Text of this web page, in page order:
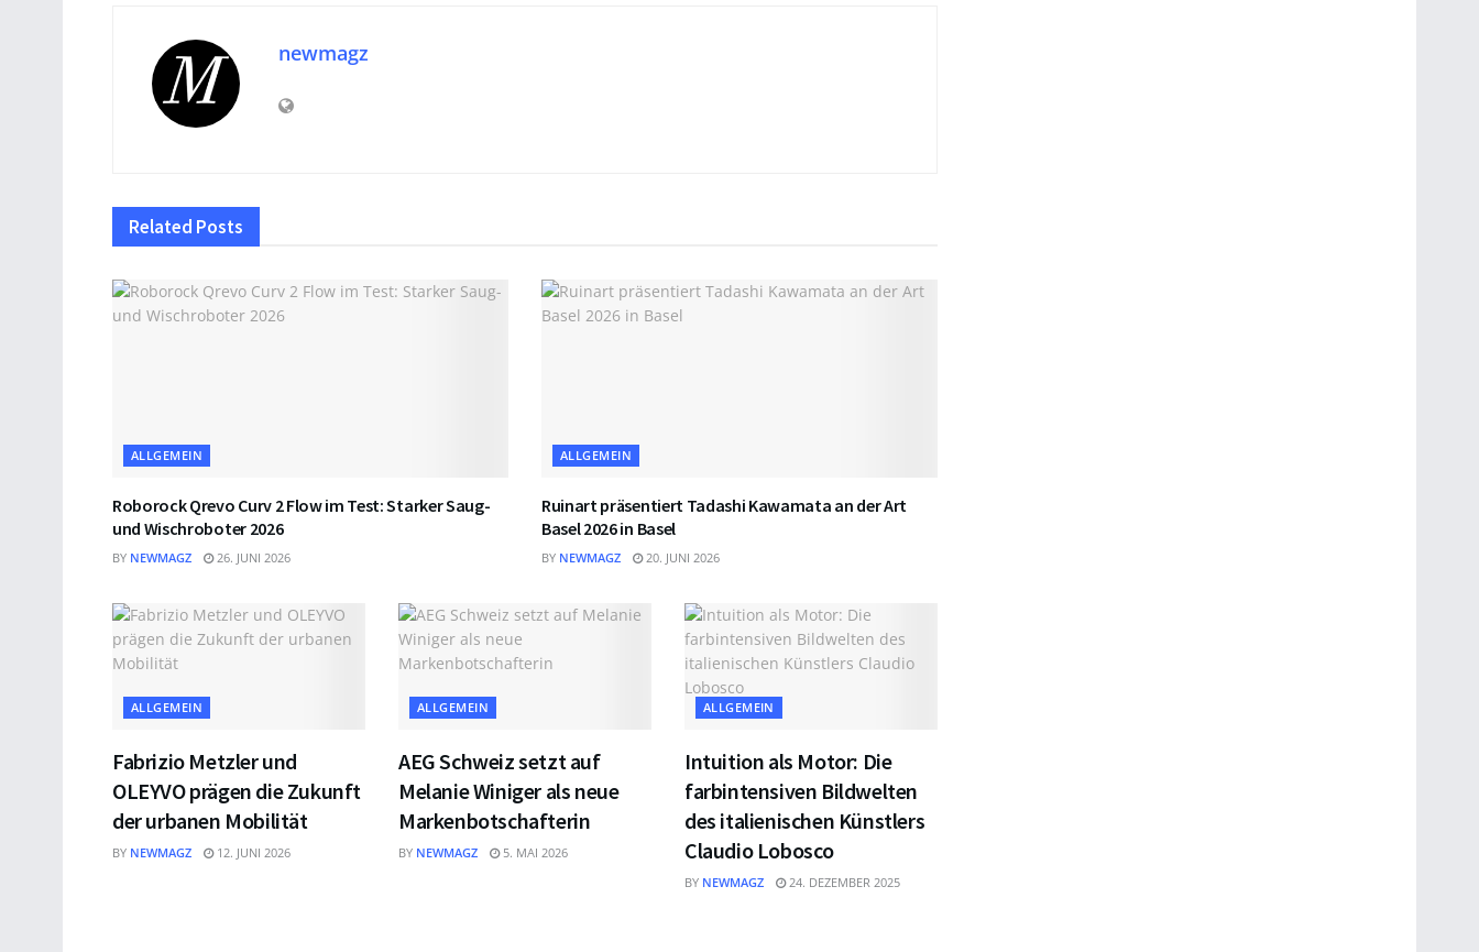
newmagz
Related Posts
ALLGEMEIN
Roborock Qrevo Curv 2 Flow im Test: Starker Saug-
und Wischroboter 2026
BY NEWMAGZ 26. JUNI 2026
ALLGEMEIN
Ruinart präsentiert Tadashi Kawamata an der Art
Basel 2026 in Basel
BY NEWMAGZ 20. JUNI 2026
ALLGEMEIN
Fabrizio Metzler und
OLEYVO prägen die Zukunft
der urbanen Mobilität
BY NEWMAGZ 12. JUNI 2026
ALLGEMEIN
AEG Schweiz setzt auf
Melanie Winiger als neue
Markenbotschafterin
BY NEWMAGZ 5. MAI 2026
ALLGEMEIN
Intuition als Motor: Die
farbintensiven Bildwelten
des italienischen Künstlers
Claudio Lobosco
BY NEWMAGZ 24. DEZEMBER 2025